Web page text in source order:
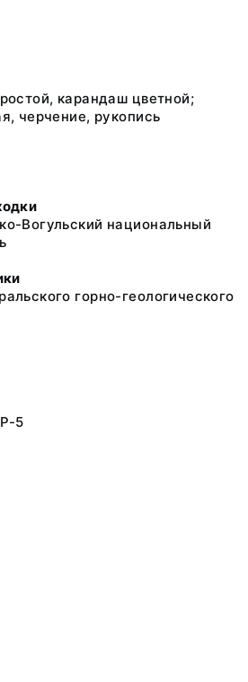
карандаш цветной;
черчение, рукопись
Вогульский национальный
горно-геологического
5